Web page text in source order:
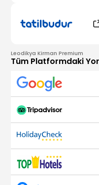
Leodikya Kirman Premium
Tüm Platformdaki